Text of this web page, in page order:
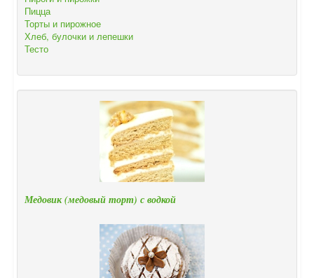
Пицца
Торты и пирожное
Хлеб, булочки и лепешки
Тесто
Медовик (медовый торт) с водкой